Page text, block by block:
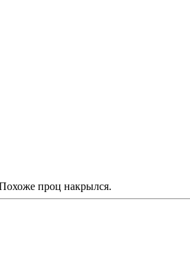
проц накрылся.